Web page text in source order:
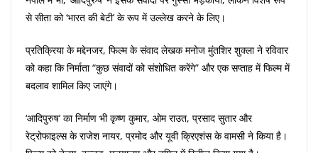
से सीता को ‘भारत की बेटी’ के रूप में उल्लेख करने के लिए।
प्रतिक्रिया के मद्देनजर, फिल्म के संवाद लेखक मनोज मुंतशिर शुक्ला ने रविवार
को कहा कि निर्माता “कुछ संवादों को संशोधित करेंगे” और एक सप्ताह में फिल्म में
बदलाव शामिल किए जाएंगे।
‘आदिपुरुष’ का निर्माण भी कृष्ण कुमार, ओम राउत, प्रसाद सुतार और
रेट्रोफाइल्स के राजेश नायर, प्रमोद और यूवी क्रिएशंस के वामसी ने किया है।